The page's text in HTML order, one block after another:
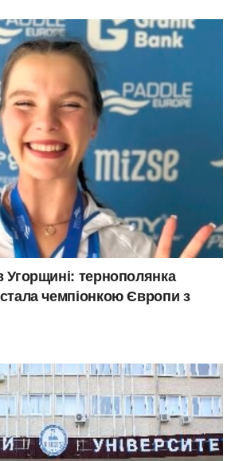
Угорщині: тернополянка
чемпіонкою Європи з